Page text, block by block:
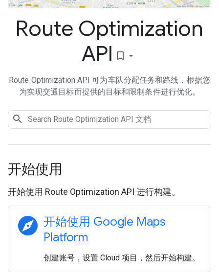
Route Optimization
API bookmark_border
Route Optimization API 可为车队分配任务和路线，根据您
为实现交通目标而提供的目标和限制条件进行优化。
开始使用
开始使用 Route Optimization API 进行构建。
explore 开始使用 Google Maps
Platform
创建账号，设置 Cloud 项目，然后开始构建。